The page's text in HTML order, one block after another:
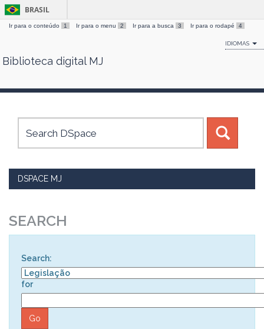
Skip
BRASIL
Ir para o conteúdo 1 Ir para o menu 2 Ir para a busca 3 Ir para o rodapé 4
IDIOMAS
Biblioteca digital MJ
DSPACE MJ
SEARCH
Search:
for